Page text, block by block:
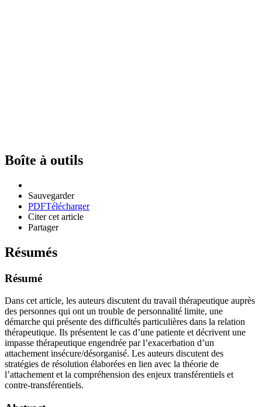
Boîte à outils
Sauvegarder
PDFTélécharger
Citer cet article
Partager
Résumés
Résumé
Dans cet article, les auteurs discutent du travail thérapeutique auprès
des personnes qui ont un trouble de personnalité limite, une
démarche qui présente des difficultés particulières dans la relation
thérapeutique. Ils présentent le cas d’une patiente et décrivent une
impasse thérapeutique engendrée par l’exacerbation d’un
attachement insécure/désorganisé. Les auteurs discutent des
stratégies de résolution élaborées en lien avec la théorie de
l’attachement et la compréhension des enjeux transférentiels et
contre-transférentiels.